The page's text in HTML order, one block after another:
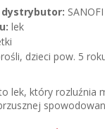
lek
dzieci pow. 5
lek, który rozluźnia